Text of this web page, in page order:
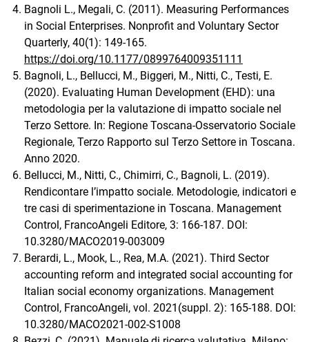
Bagnoli L., Megali, C. (2011). Measuring Performances
in Social Enterprises. Nonprofit and Voluntary Sector
Quarterly, 40(1): 149-165.
https://doi.org/10.1177/0899764009351111
Bagnoli, L., Bellucci, M., Biggeri, M., Nitti, C., Testi, E.
(2020). Evaluating Human Development (EHD): una
metodologia per la valutazione di impatto sociale nel
Terzo Settore. In: Regione Toscana-Osservatorio Sociale
Regionale, Terzo Rapporto sul Terzo Settore in Toscana.
Anno 2020.
Bellucci, M., Nitti, C., Chimirri, C., Bagnoli, L. (2019).
Rendicontare l’impatto sociale. Metodologie, indicatori e
tre casi di sperimentazione in Toscana. Management
Control, FrancoAngeli Editore, 3: 166-187. DOI:
10.3280/MACO2019-003009
Berardi, L., Mook, L., Rea, M.A. (2021). Third Sector
accounting reform and integrated social accounting for
Italian social economy organizations. Management
Control, FrancoAngeli, vol. 2021(suppl. 2): 165-188. DOI:
10.3280/MACO2021-002-S1008